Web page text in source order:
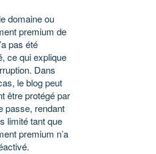
domaine ou
premium de
pas été
ce qui explique
Dans
le blog peut
être protégé par
passe, rendant
limité tant que
premium n’a